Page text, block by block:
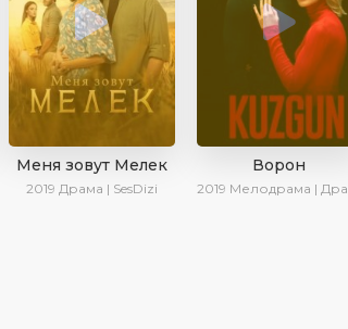
Меня зовут Мелек
2019 Драма | SesDizi
Ворон
2019 Мелодрама | Драма | Боевик | SesDizi | AveTurk